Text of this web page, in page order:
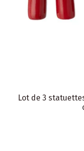
Lot de 3